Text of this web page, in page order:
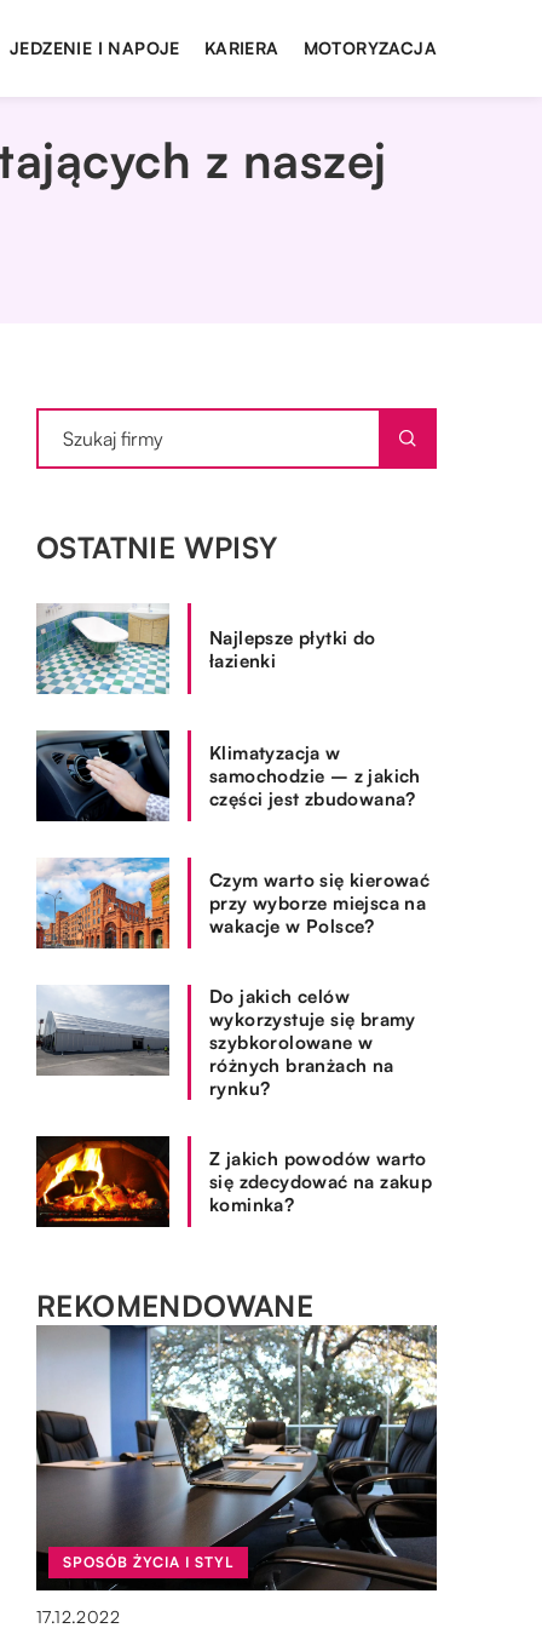
JEDZENIE I NAPOJE KARIERA MOTORYZACJA
z naszej
OSTATNIE WPISY
Najlepsze płytki do
łazienki
Klimatyzacja w
samochodzie – z jakich
części jest zbudowana?
Czym warto się kierować
przy wyborze miejsca na
wakacje w Polsce?
Do jakich celów
wykorzystuje się bramy
szybkorolowane w
różnych branżach na
rynku?
Z jakich powodów warto
się zdecydować na zakup
kominka?
REKOMENDOWANE
SPOSÓB ŻYCIA I STYL
17.12.2022
BIZNES I FINANSE
10.01.2022